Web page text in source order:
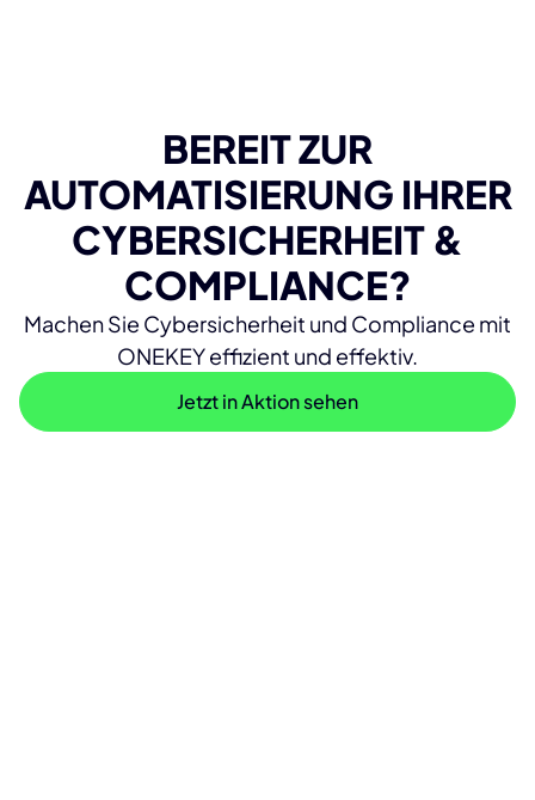
BEREIT ZUR
AUTOMATISIERUNG IHRER
CYBERSICHERHEIT &
COMPLIANCE?
Machen Sie Cybersicherheit und Compliance mit
ONEKEY effizient und effektiv.
Jetzt in Aktion sehen